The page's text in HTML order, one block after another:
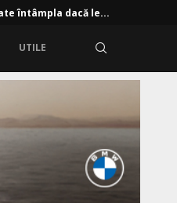
întâmpla dacă le...
UTILE